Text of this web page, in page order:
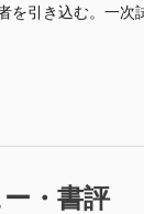
を引き込む。一
・書評